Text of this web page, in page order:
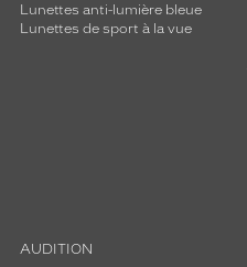
Lunettes anti-lumière bleue
Lunettes de sport à la vue
AUDITION